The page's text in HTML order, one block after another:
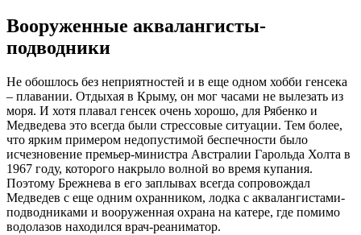
Вооруженные аквалангисты-
подводники
Не обошлось без неприятностей и в еще одном хобби генсека
– плавании. Отдыхая в Крыму, он мог часами не вылезать из
моря. И хотя плавал генсек очень хорошо, для Рябенко и
Медведева это всегда были стрессовые ситуации. Тем более,
что ярким примером недопустимой беспечности было
исчезновение премьер-министра Австралии Гарольда Холта в
1967 году, которого накрыло волной во время купания.
Поэтому Брежнева в его заплывах всегда сопровождал
Медведев с еще одним охранником, лодка с аквалангистами-
подводниками и вооруженная охрана на катере, где помимо
водолазов находился врач-реаниматор.